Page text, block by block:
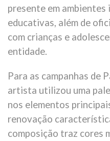
presente em
educativas, além de
com crianças e
entidade.
Para as campanhas de
artista utilizou uma
nos elementos
renovação
composição traz cores